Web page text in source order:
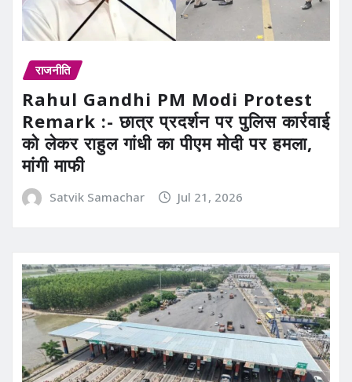
राजनीति
Rahul Gandhi PM Modi Protest
Remark :- छात्र प्रदर्शन पर पुलिस कार्रवाई
को लेकर राहुल गांधी का पीएम मोदी पर हमला,
मांगी माफी
Satvik Samachar Jul 21, 2026